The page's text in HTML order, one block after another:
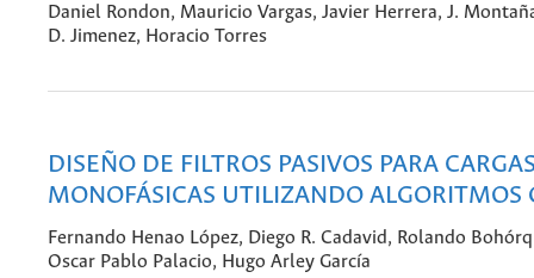
Daniel Rondon, Mauricio Vargas, Javier Herrera, J.
D. Jimenez, Horacio Torres
DISEÑO DE FILTROS PASIVOS PARA
MONOFÁSICAS UTILIZANDO ALGORITMOS
Fernando Henao López, Diego R. Cadavid, Rolando
Oscar Pablo Palacio, Hugo Arley García